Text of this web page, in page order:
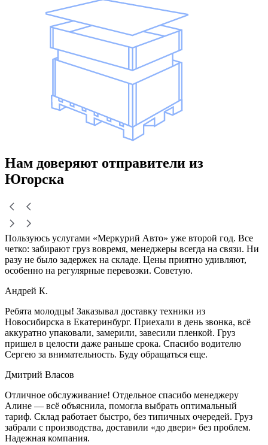
Нам доверяют отправители из
Югорска
Пользуюсь услугами «Меркурий Авто» уже второй год. Все
четко: забирают груз вовремя, менеджеры всегда на связи. Ни
разу не было задержек на складе. Цены приятно удивляют,
особенно на регулярные перевозки. Советую.
Андрей К.
Ребята молодцы! Заказывал доставку техники из
Новосибирска в Екатеринбург. Приехали в день звонка, всё
аккуратно упаковали, замерили, завесили пленкой. Груз
пришел в целости даже раньше срока. Спасибо водителю
Сергею за внимательность. Буду обращаться еще.
Дмитрий Власов
Отличное обслуживание! Отдельное спасибо менеджеру
Алине — всё объяснила, помогла выбрать оптимальный
тариф. Склад работает быстро, без типичных очередей. Груз
забрали с производства, доставили «до двери» без проблем.
Надежная компания.